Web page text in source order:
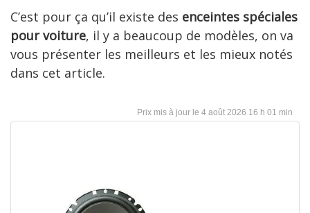
C’est pour ça qu’il existe des enceintes spéciales
pour voiture, il y a beaucoup de modèles, on va
vous présenter les meilleurs et les mieux notés
dans cet article.
4 août 2026 16 h 01 min